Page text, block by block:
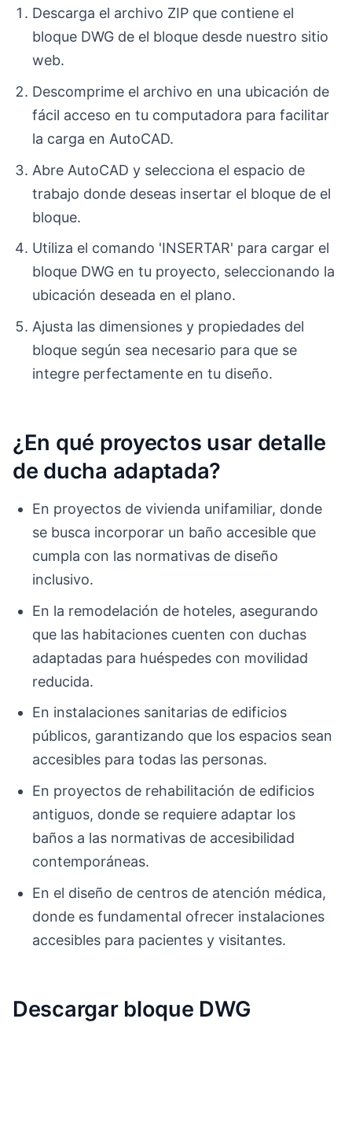
Descarga el archivo ZIP que contiene el
bloque DWG de el bloque desde nuestro sitio
web.
Descomprime el archivo en una ubicación de
fácil acceso en tu computadora para facilitar
la carga en AutoCAD.
Abre AutoCAD y selecciona el espacio de
trabajo donde deseas insertar el bloque de el
bloque.
Utiliza el comando 'INSERTAR' para cargar el
bloque DWG en tu proyecto, seleccionando la
ubicación deseada en el plano.
Ajusta las dimensiones y propiedades del
bloque según sea necesario para que se
integre perfectamente en tu diseño.
¿En qué proyectos usar detalle
de ducha adaptada?
En proyectos de vivienda unifamiliar, donde
se busca incorporar un baño accesible que
cumpla con las normativas de diseño
inclusivo.
En la remodelación de hoteles, asegurando
que las habitaciones cuenten con duchas
adaptadas para huéspedes con movilidad
reducida.
En instalaciones sanitarias de edificios
públicos, garantizando que los espacios sean
accesibles para todas las personas.
En proyectos de rehabilitación de edificios
antiguos, donde se requiere adaptar los
baños a las normativas de accesibilidad
contemporáneas.
En el diseño de centros de atención médica,
donde es fundamental ofrecer instalaciones
accesibles para pacientes y visitantes.
Descargar bloque DWG